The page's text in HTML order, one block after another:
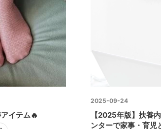
イテム🔥
2025-09-24
【2025年版】扶養
ンターで家事・育児